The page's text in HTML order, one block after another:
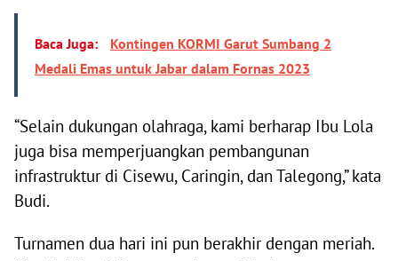
Baca Juga:
Kontingen KORMI Garut Sumbang 2
Medali Emas untuk Jabar dalam Fornas 2023
“Selain dukungan olahraga, kami berharap Ibu Lola
juga bisa memperjuangkan pembangunan
infrastruktur di Cisewu, Caringin, dan Talegong,” kata
Budi.
Turnamen dua hari ini pun berakhir dengan meriah.